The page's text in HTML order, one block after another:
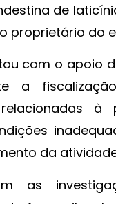
de
proprietário do
com o apoio
a
relacionadas
da
as